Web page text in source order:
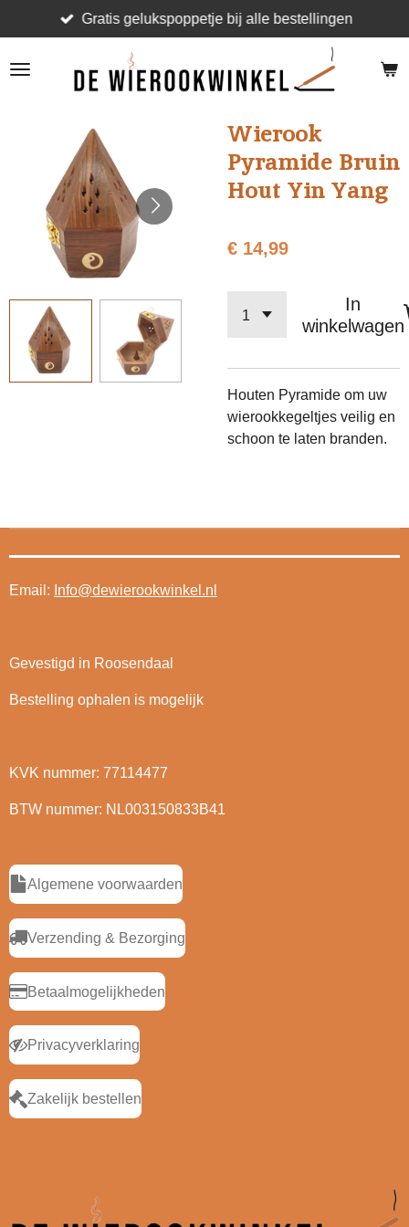
direct
naar
Gratis gelukspoppetje bij alle bestellingen
Wierook
Pyramide Bruin
Hout Yin Yang
€ 14,99
In
winkelwagen
Houten Pyramide om uw
wierookkegeltjes veilig en
schoon te laten branden.
Email: Info@dewierookwinkel.nl
Gevestigd in Roosendaal
Bestelling ophalen is mogelijk
KVK nummer: 77114477
BTW nummer: NL003150833B41
Algemene voorwaarden
Verzending & Bezorging
Betaalmogelijkheden
Privacyverklaring
Zakelijk bestellen